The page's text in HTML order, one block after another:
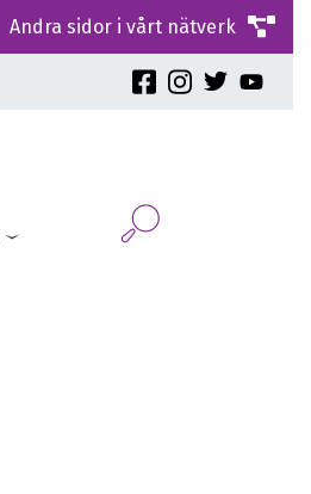
Andra sidor i vårt nätverk